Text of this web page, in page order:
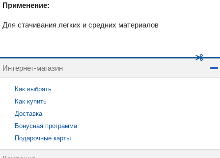
Применение:
Для стачивания легких и средних материалов
Интернет-магазин
Как выбрать
Как купить
Доставка
Бонусная программа
Подарочные карты